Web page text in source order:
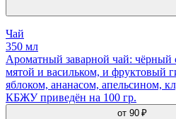
Чай
350 мл
Ароматный заварной чай: чёрный
мятой и васильком, и фруктовый
яблоком, ананасом, апельсином,
КБЖУ приведён на 100 гр.
от 90 ₽